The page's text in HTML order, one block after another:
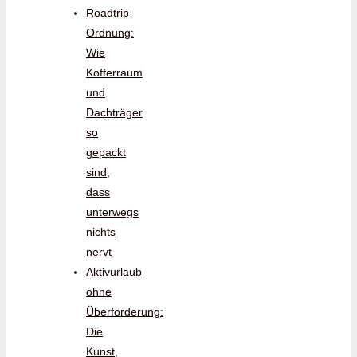
Roadtrip-
Ordnung:
Wie
Kofferraum
und
Dachträger
so
gepackt
sind,
dass
unterwegs
nichts
nervt
Aktivurlaub
ohne
Überforderung:
Die
Kunst,